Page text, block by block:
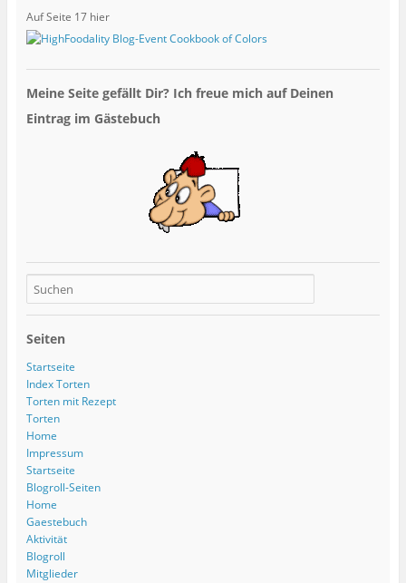
Auf Seite 17 hier
Meine Seite gefällt Dir? Ich freue mich auf Deinen
Eintrag im Gästebuch
Seiten
Startseite
Index Torten
Torten mit Rezept
Torten
Home
Impressum
Startseite
Blogroll-Seiten
Home
Gaestebuch
Aktivität
Blogroll
Mitglieder